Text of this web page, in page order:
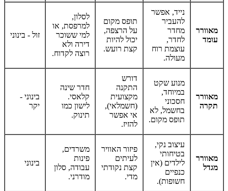
מאוורר
עומד
נייד, אפשר
להעביר
מחדר
לחדר,
עוצמת רוח
מעולה.
תופס מקום
על הרצפה,
יכול להיות
קצת רועש.
לסלון,
למרפסת, או
למי ששוכר
דירה ולא
רוצה לקדוח.
זול - בינוני
מאוורר
תקרה
מנוע שקט
במיוחד,
חסכוני
בחשמל, לא
תופס מקום.
דורש
התקנה
מקצועית
(חשמלאי),
אי אפשר
להזיז.
חדר שינה
קלאסי.
לישון כמו
תינוק.
בינוני -
יקר
מאוורר
מגדל
עיצוב נקי,
בטיחותי
לילדים (אין
כנפיים
חשופות).
פיזור האוויר
לעיתים
קצת נקודתי
מדי.
משרדים,
פינות
עבודה, סלון
מודרני.
בינוני